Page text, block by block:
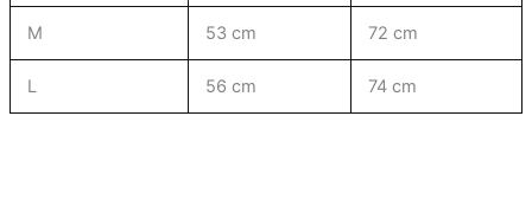
M 53 cm 72 cm
L 56 cm 74 cm